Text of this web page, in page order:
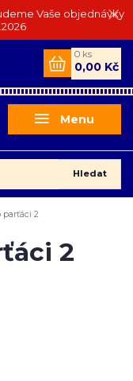
Vaše objednávky
Menu
Hledat
0 ks
0,00 Kč
parťáci 2
2